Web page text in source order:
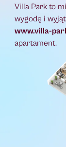
Villa Park to
wygodę i
www.villa-
apartament.